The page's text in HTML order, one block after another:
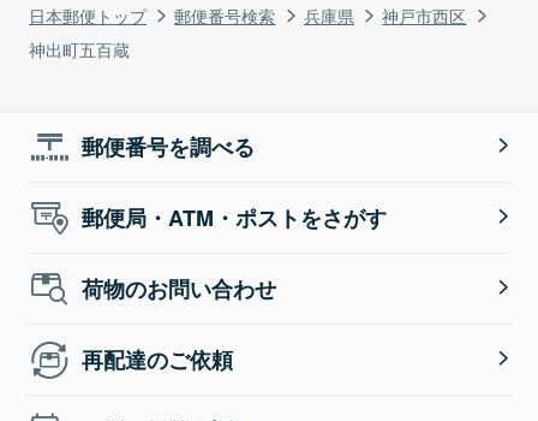
日本郵便トップ 郵便番号検索 兵庫県
神戸市西区
神出町五百蔵
郵便番号を調べる
郵便局・ATM・ポストをさがす
荷物のお問い合わせ
再配達のご依頼